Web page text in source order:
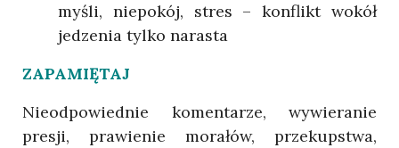
myśli, niepokój, stres – konflikt wokół
jedzenia tylko narasta
ZAPAMIĘTAJ
Nieodpowiednie komentarze, wywieranie
presji, prawienie morałów, przekupstwa,